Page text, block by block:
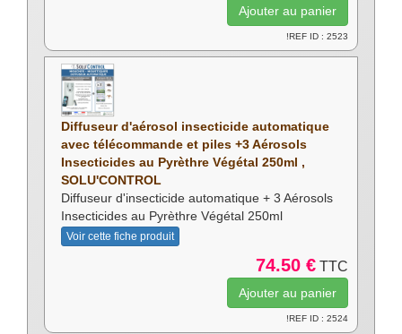
!REF ID : 2523
Diffuseur d'aérosol insecticide automatique
avec télécommande et piles +3 Aérosols
Insecticides au Pyrèthre Végétal 250ml ,
SOLU'CONTROL
Diffuseur d'insecticide automatique + 3 Aérosols
Insecticides au Pyrèthre Végétal 250ml
Voir cette fiche produit
74.50 € TTC
!REF ID : 2524